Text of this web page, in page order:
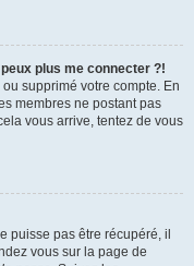
plus me connecter ?!
ou supprimé votre compte. En
membres ne postant pas
vous arrive, tentez de vous
puisse pas être récupéré, il
vous sur la page de